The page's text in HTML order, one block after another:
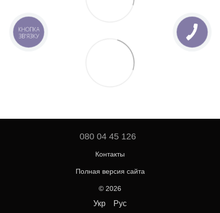
080 04 45 126
Контакты
Полная версия сайта
© 2026
Укр Рус
КНОПКА
ЗВ'ЯЗКУ